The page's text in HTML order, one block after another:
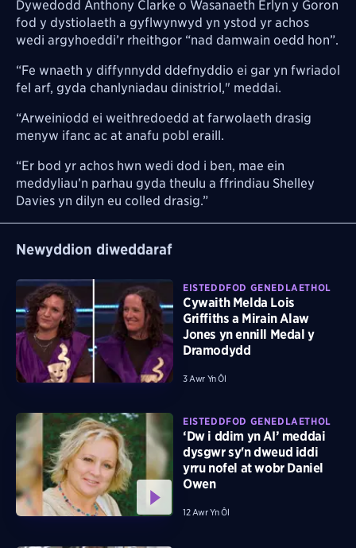
Dywedodd Anthony Clarke o Wasanaeth Erlyn y Goron
fod y dystiolaeth a gyflwynwyd yn ystod yr achos
wedi argyhoeddi’r rheithgor “nad damwain oedd hon”.
“Fe wnaeth y diffynnydd ddefnyddio ei gar yn fwriadol
fel arf, gyda chanlyniadau dinistriol," meddai.
“Arweiniodd ei weithredoedd at farwolaeth drasig
menyw ifanc ac at anafu pobl eraill.
“Er bod yr achos hwn wedi dod i ben, mae ein
meddyliau’n parhau gyda theulu a ffrindiau Shelley
Davies yn dilyn eu colled drasig.”
Newyddion diweddaraf
EISTEDDFOD GENEDLAETHOL
Cywaith Melda Lois
Griffiths a Mirain Alaw
Jones yn ennill Medal y
Dramodydd
3 Awr Yn Ôl
EISTEDDFOD GENEDLAETHOL
‘Dw i ddim yn AI’ meddai
dysgwr sy'n dweud iddi
yrru nofel at wobr Daniel
Owen
12 Awr Yn Ôl